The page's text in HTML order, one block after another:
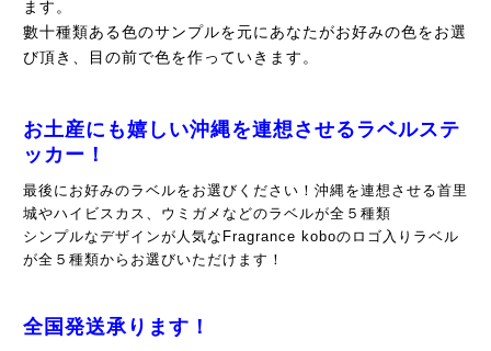
ます。
數十種類ある色のサンプルを元にあなたがお好みの色をお選
び頂き、目の前で色を作っていきます。
お土産にも嬉しい沖縄を連想させるラベルステ
ッカー！
最後にお好みのラベルをお選びください！沖縄を連想させる首里
城やハイビスカス、ウミガメなどのラベルが全５種類
シンプルなデザインが人気なFragrance koboのロゴ入りラベル
が全５種類からお選びいただけます！
全国発送承ります！